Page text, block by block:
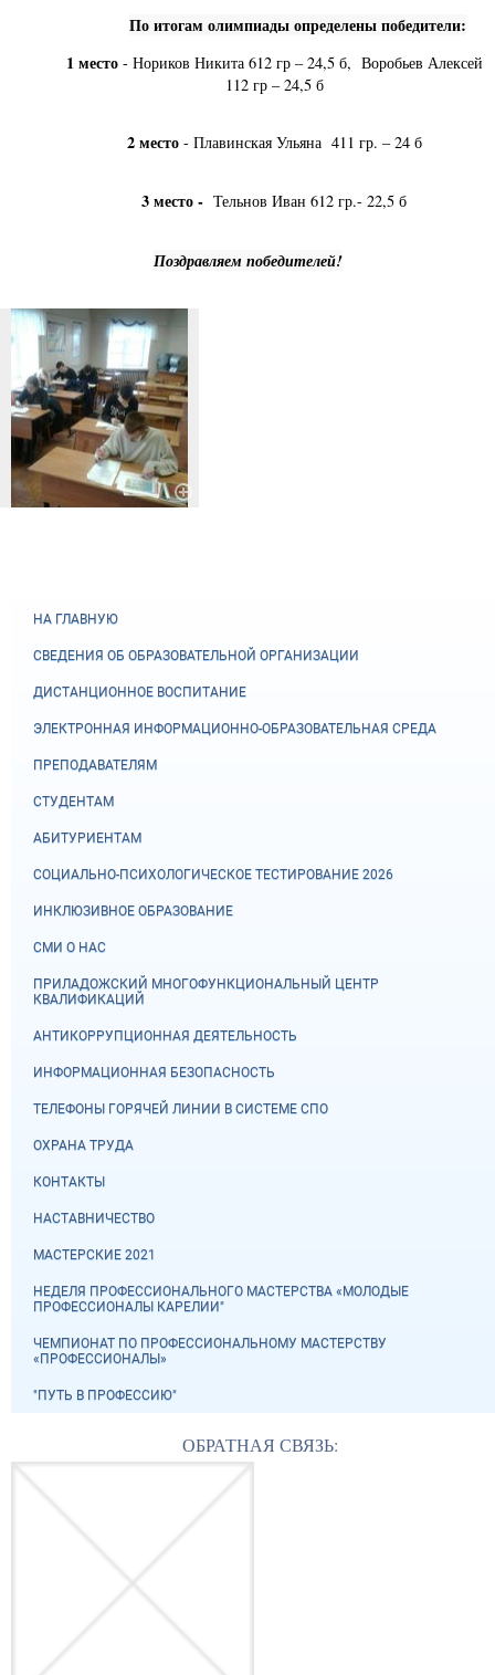
По итогам олимпиады определены победители:
1 место- Нориков Никита 612 гр – 24,5 б, Воробьев Алексей
112 гр – 24,5 б
2 место- Плавинская Ульяна 411 гр. – 24 б
3 место - Тельнов Иван 612 гр.- 22,5 б
Поздравляем победителей!
НА ГЛАВНУЮ
СВЕДЕНИЯ ОБ ОБРАЗОВАТЕЛЬНОЙ ОРГАНИЗАЦИИ
ДИСТАНЦИОННОЕ ВОСПИТАНИЕ
ЭЛЕКТРОННАЯ ИНФОРМАЦИОННО-ОБРАЗОВАТЕЛЬНАЯ СРЕДА
ПРЕПОДАВАТЕЛЯМ
СТУДЕНТАМ
АБИТУРИЕНТАМ
СОЦИАЛЬНО-ПСИХОЛОГИЧЕСКОЕ ТЕСТИРОВАНИЕ 2026
ИНКЛЮЗИВНОЕ ОБРАЗОВАНИЕ
СМИ О НАС
ПРИЛАДОЖСКИЙ МНОГОФУНКЦИОНАЛЬНЫЙ ЦЕНТР
КВАЛИФИКАЦИЙ
АНТИКОРРУПЦИОННАЯ ДЕЯТЕЛЬНОСТЬ
ИНФОРМАЦИОННАЯ БЕЗОПАСНОСТЬ
ТЕЛЕФОНЫ ГОРЯЧЕЙ ЛИНИИ В СИСТЕМЕ СПО
ОХРАНА ТРУДА
КОНТАКТЫ
НАСТАВНИЧЕСТВО
МАСТЕРСКИЕ 2021
НЕДЕЛЯ ПРОФЕССИОНАЛЬНОГО МАСТЕРСТВА «МОЛОДЫЕ
ПРОФЕССИОНАЛЫ КАРЕЛИИ"
ЧЕМПИОНАТ ПО ПРОФЕССИОНАЛЬНОМУ МАСТЕРСТВУ
«ПРОФЕССИОНАЛЫ»
"ПУТЬ В ПРОФЕССИЮ"
ОБРАТНАЯ СВЯЗЬ: